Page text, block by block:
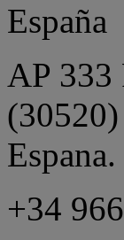
España
AP 333
Espana.
+34